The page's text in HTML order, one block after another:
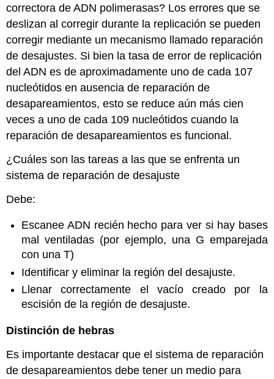
correctora de ADN polimerasas? Los errores que se
deslizan al corregir durante la replicación se pueden
corregir mediante un mecanismo llamado reparación
de desajustes. Si bien la tasa de error de replicación
del ADN es de aproximadamente uno de cada 107
nucleótidos en ausencia de reparación de
desapareamientos, esto se reduce aún más cien
veces a uno de cada 109 nucleótidos cuando la
reparación de desapareamientos es funcional.
¿Cuáles son las tareas a las que se enfrenta un
sistema de reparación de desajuste
Debe:
Escanee ADN recién hecho para ver si hay bases
mal ventiladas (por ejemplo, una G emparejada
con una T)
Identificar y eliminar la región del desajuste.
Llenar correctamente el vacío creado por la
escisión de la región de desajuste.
Distinción de hebras
Es importante destacar que el sistema de reparación
de desapareamientos debe tener un medio para